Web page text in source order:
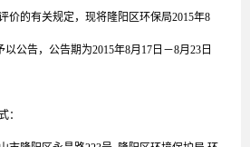
价的有关规定，现将隆阳区环保局2015年8
以公告，公告期为2015年8月 17 日－8月 23 日
：